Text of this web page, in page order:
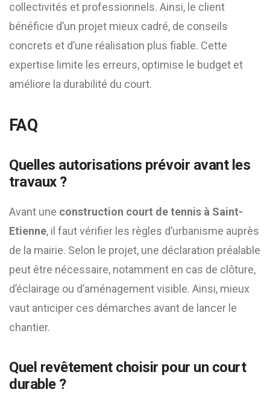
collectivités et professionnels. Ainsi, le client
bénéficie d’un projet mieux cadré, de conseils
concrets et d’une réalisation plus fiable. Cette
expertise limite les erreurs, optimise le budget et
améliore la durabilité du court.
FAQ
Quelles autorisations prévoir avant les
travaux ?
Avant une construction court de tennis à Saint-
Etienne, il faut vérifier les règles d’urbanisme auprès
de la mairie. Selon le projet, une déclaration préalable
peut être nécessaire, notamment en cas de clôture,
d’éclairage ou d’aménagement visible. Ainsi, mieux
vaut anticiper ces démarches avant de lancer le
chantier.
Quel revêtement choisir pour un court
durable ?